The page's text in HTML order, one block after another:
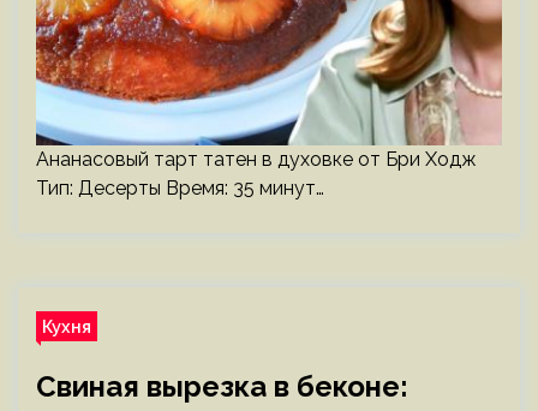
Ананасовый тарт татен в духовке от Бри Ходж
Тип: Десерты Время: 35 минут…
Кухня
Свиная вырезка в беконе: